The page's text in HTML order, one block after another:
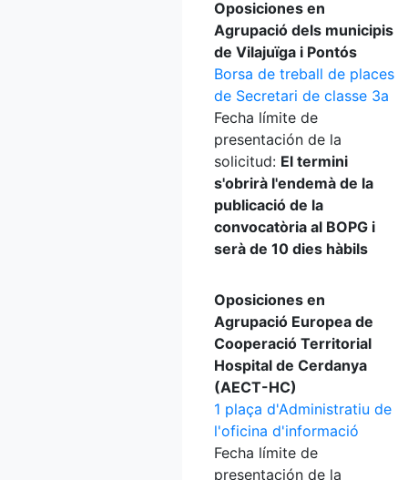
Oposiciones en
Agrupació dels municipis
de Vilajuïga i Pontós
Borsa de treball de places
de Secretari de classe 3a
Fecha límite de
presentación de la
solicitud: El termini
s'obrirà l'endemà de la
publicació de la
convocatòria al BOPG i
serà de 10 dies hàbils
Oposiciones en
Agrupació Europea de
Cooperació Territorial
Hospital de Cerdanya
(AECT-HC)
1 plaça d'Administratiu de
l'oficina d'informació
Fecha límite de
presentación de la